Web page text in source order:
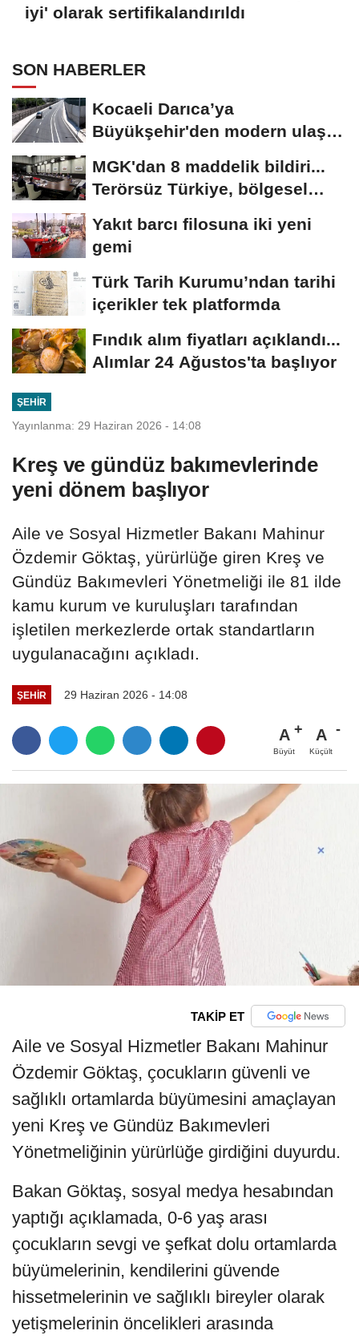
iyi' olarak sertifikalandırıldı
SON HABERLER
Kocaeli Darıca’ya
Büyükşehir'den modern ulaşım
MGK'dan 8 maddelik bildiri...
Terörsüz Türkiye, bölgesel
Yakıt barcı filosuna iki yeni
gemi
Türk Tarih Kurumu’ndan tarihi
içerikler tek platformda
Fındık alım fiyatları açıklandı...
Alımlar 24 Ağustos'ta başlıyor
ŞEHIR
Yayınlanma: 29 Haziran 2026 - 14:08
Kreş ve gündüz bakımevlerinde
yeni dönem başlıyor
Aile ve Sosyal Hizmetler Bakanı Mahinur
Özdemir Göktaş, yürürlüğe giren Kreş ve
Gündüz Bakımevleri Yönetmeliği ile 81 ilde
kamu kurum ve kuruluşları tarafından
işletilen merkezlerde ortak standartların
uygulanacağını açıkladı.
ŞEHIR 29 Haziran 2026 - 14:08
A
Büyüt
A
Küçült
TAKİP ET
Aile ve Sosyal Hizmetler Bakanı Mahinur
Özdemir Göktaş, çocukların güvenli ve
sağlıklı ortamlarda büyümesini amaçlayan
yeni Kreş ve Gündüz Bakımevleri
Yönetmeliğinin yürürlüğe girdiğini duyurdu.
Bakan Göktaş, sosyal medya hesabından
yaptığı açıklamada, 0-6 yaş arası
çocukların sevgi ve şefkat dolu ortamlarda
büyümelerinin, kendilerini güvende
hissetmelerinin ve sağlıklı bireyler olarak
yetişmelerinin öncelikleri arasında